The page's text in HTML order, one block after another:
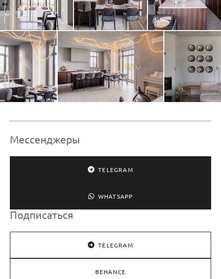
Мессенджеры
TELEGRAM
WHATSAPP
Подписаться
TELEGRAM
BEHANCE